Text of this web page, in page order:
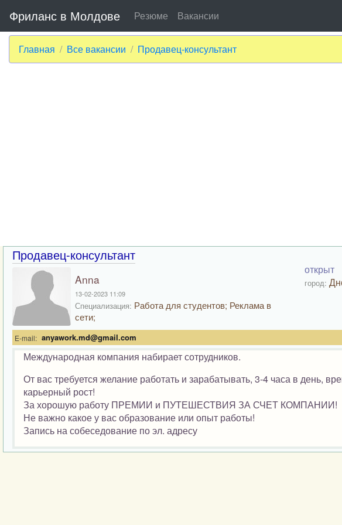
Фриланс в Молдове Резюме Вакансии
Главная Все вакансии Продавец-консультант
Продавец-консультант
Anna
13-02-2023 11:09
Специализация: Работа для студентов; Реклама в
сети;
открыт
город:
E-mail: anyawork.md@gmail.com
Международная компания набирает сотрудников.
От вас требуется желание работать и зарабатывать, 3-4 часа в день,
карьерный рост!
За хорошую работу ПРЕМИИ и ПУТЕШЕСТВИЯ ЗА СЧЕТ КОМПАНИИ!
Не важно какое у вас образование или опыт работы!
Запись на собеседование по эл. адресу